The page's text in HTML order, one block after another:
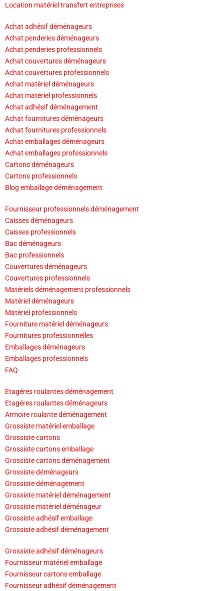
Location matériel transfert entreprises
Achat adhésif déménageurs
Achat penderies déménageurs
Achat penderies professionnels
Achat couvertures déménageurs
Achat couvertures professionnels
Achat matériel déménageurs
Achat matériel professionnels
Achat adhésif déménagement
Achat fournitures déménageurs
Achat fournitures professionnels
Achat emballages déménageurs
Achat emballages professionnels
Cartons déménageurs
Cartons professionnels
Blog emballage déménagement
Fournisseur professionnels déménagement
Caisses déménageurs
Caisses professionnels
Bac déménageurs
Bac professionnels
Couvertures déménageurs
Couvertures professionnels
Matériels déménagement professionnels
Matériel déménageurs
Matériel professionnels
Fourniture matériel déménageurs
Fournitures professionnelles
Emballages déménageurs
Emballages professionnels
FAQ
Etagéres roulantes déménagement
Etagéres roulantes déménageurs
Armoire roulante déménagement
Grossiste matériel emballage
Grossiste cartons
Grossiste cartons emballage
Grossiste cartons déménagement
Grossiste déménageurs
Grossiste déménagement
Grossiste matériel déménagement
Grossiste matériel déménageur
Grossiste adhésif emballage
Grossiste adhésif déménagement
Grossiste adhésif déménageurs
Fournisseur matériel emballage
Fournisseur cartons emballage
Fournisseur adhésif déménagement